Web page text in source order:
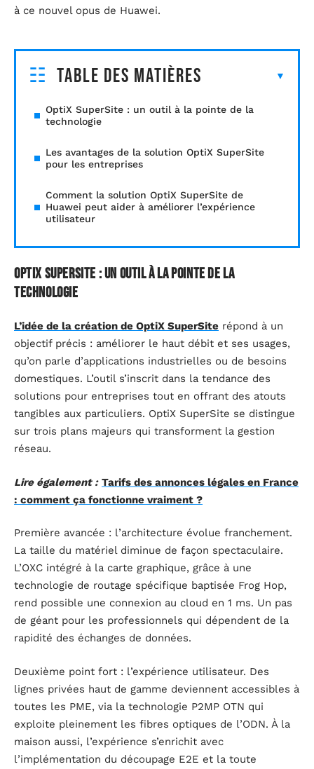
à ce nouvel opus de Huawei.
Table des matières
OptiX SuperSite : un outil à la pointe de la
technologie
Les avantages de la solution OptiX SuperSite
pour les entreprises
Comment la solution OptiX SuperSite de
Huawei peut aider à améliorer l’expérience
utilisateur
OptiX SuperSite : un outil à la pointe de la
technologie
L’idée de la création de OptiX SuperSite répond à un
objectif précis : améliorer le haut débit et ses usages,
qu’on parle d’applications industrielles ou de besoins
domestiques. L’outil s’inscrit dans la tendance des
solutions pour entreprises tout en offrant des atouts
tangibles aux particuliers. OptiX SuperSite se distingue
sur trois plans majeurs qui transforment la gestion
réseau.
Lire également : Tarifs des annonces légales en France
: comment ça fonctionne vraiment ?
Première avancée : l’architecture évolue franchement.
La taille du matériel diminue de façon spectaculaire.
L’OXC intégré à la carte graphique, grâce à une
technologie de routage spécifique baptisée Frog Hop,
rend possible une connexion au cloud en 1 ms. Un pas
de géant pour les professionnels qui dépendent de la
rapidité des échanges de données.
Deuxième point fort : l’expérience utilisateur. Des
lignes privées haut de gamme deviennent accessibles à
toutes les PME, via la technologie P2MP OTN qui
exploite pleinement les fibres optiques de l’ODN. À la
maison aussi, l’expérience s’enrichit avec
l’implémentation du découpage E2E et la toute